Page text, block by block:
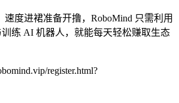
速度进裙准备开撸，RoboMind 只需利用
练 AI 机器人，就能每天轻松赚取生态
register.html?